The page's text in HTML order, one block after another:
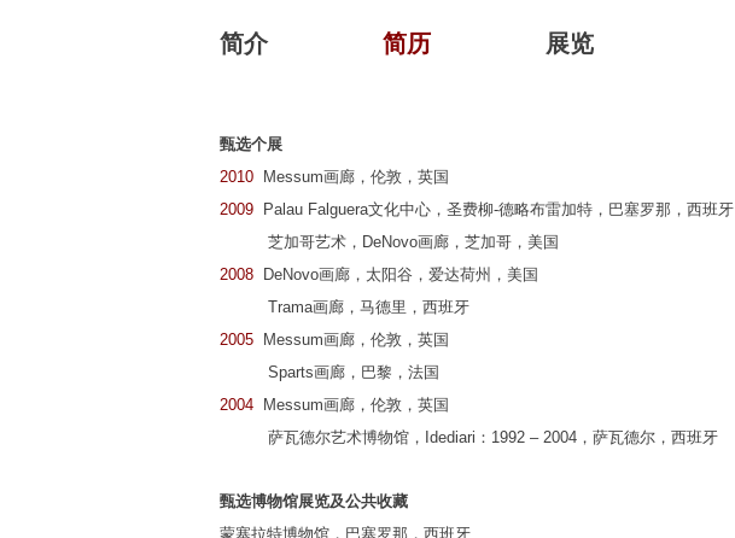
简介 简历 展览
甄选个展
2010
Messum画廊，伦敦，英国
2009
Palau Falguera文化中心，圣费柳-德略布雷加特，巴塞罗那，西班牙
芝加哥艺术，DeNovo画廊，芝加哥，美国
2008
DeNovo画廊，太阳谷，爱达荷州，美国
Trama画廊，马德里，西班牙
2005
Messum画廊，伦敦，英国
Sparts画廊，巴黎，法国
2004 Messum画廊，伦敦，英国
萨瓦德尔艺术博物馆，Idediari：1992 – 2004，萨瓦德尔，西班牙
甄选博物馆展览及公共收藏
蒙塞拉特博物馆，巴塞罗那，西班牙